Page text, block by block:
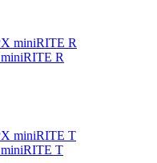
R
miniRITE T